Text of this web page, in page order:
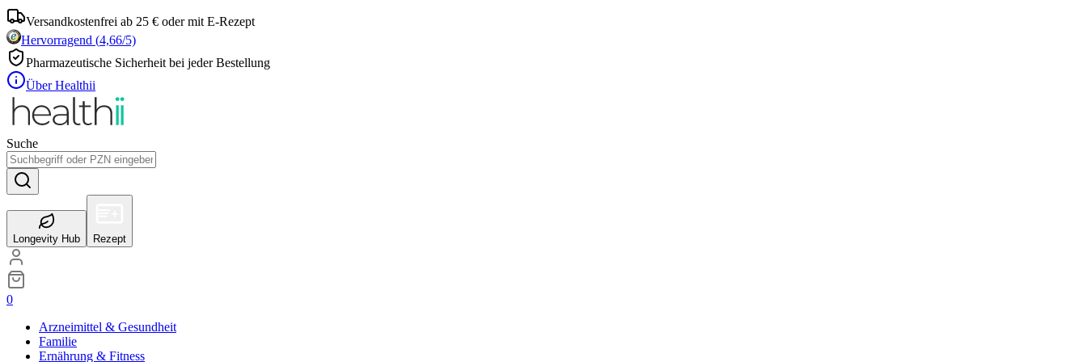
Versandkostenfrei ab 25 € oder mit E-Rezept
Hervorragend (4,66/5)
Pharmazeutische Sicherheit bei jeder Bestellung
Über Healthii
Suche
Longevity Hub Rezept
0
Arzneimittel & Gesundheit
Familie
Ernährung & Fitness